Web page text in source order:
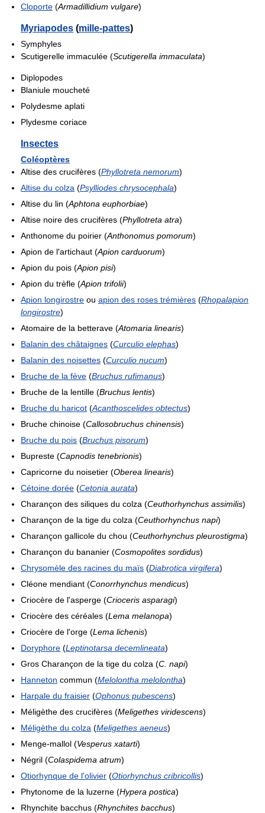
Cloporte (Armadillidium vulgare)
Myriapodes (mille-pattes)
Symphyles
Scutigerelle immaculée (Scutigerella immaculata)
Diplopodes
Blaniule moucheté
Polydesme aplati
Plydesme coriace
Insectes
Coléoptères
Altise des crucifères (Phyllotreta nemorum)
Altise du colza (Psylliodes chrysocephala)
Altise du lin (Aphtona euphorbiae)
Altise noire des crucifères (Phyllotreta atra)
Anthonome du poirier (Anthonomus pomorum)
Apion de l'artichaut (Apion carduorum)
Apion du pois (Apion pisi)
Apion du trèfle (Apion trifolii)
Apion longirostre ou apion des roses trémières (Rhopalapion
longirostre)
Atomaire de la betterave (Atomaria linearis)
Balanin des châtaignes (Curculio elephas)
Balanin des noisettes (Curculio nucum)
Bruche de la fève (Bruchus rufimanus)
Bruche de la lentille (Bruchus lentis)
Bruche du haricot (Acanthoscelides obtectus)
Bruche chinoise (Callosobruchus chinensis)
Bruche du pois (Bruchus pisorum)
Bupreste (Capnodis tenebrionis)
Capricorne du noisetier (Oberea linearis)
Cétoine dorée (Cetonia aurata)
Charançon des siliques du colza (Ceuthorhynchus assimilis)
Charançon de la tige du colza (Ceuthorhynchus napi)
Charançon gallicole du chou (Ceuthorhynchus pleurostigma)
Charançon du bananier (Cosmopolites sordidus)
Chrysomèle des racines du maïs (Diabrotica virgifera)
Cléone mendiant (Conorrhynchus mendicus)
Criocère de l'asperge (Crioceris asparagi)
Criocère des céréales (Lema melanopa)
Criocère de l'orge (Lema lichenis)
Doryphore (Leptinotarsa decemlineata)
Gros Charançon de la tige du colza (C. napi)
Hanneton commun (Melolontha melolontha)
Harpale du fraisier (Ophonus pubescens)
Méligèthe des crucifères (Meligethes viridescens)
Méligèthe du colza (Meligethes aeneus)
Menge-mallol (Vesperus xatarti)
Négril (Colaspidema atrum)
Otiorhynque de l'olivier (Otiorhynchus cribricollis)
Phytonome de la luzerne (Hypera postica)
Rhynchite bacchus (Rhynchites bacchus)